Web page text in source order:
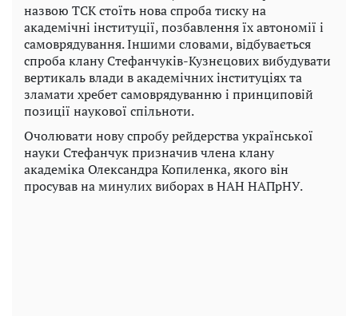
назвою ТСК стоїть нова спроба тиску на
академічні інституції, позбавлення їх автономії і
самоврядування. Іншими словами, відбувається
спроба клану Стефанчуків-Кузнєцових вибудувати
вертикаль влади в академічних інституціях та
зламати хребет самоврядуванню і принциповій
позиції наукової спільноти.
Очолювати нову спробу рейдерства української
науки Стефанчук призначив члена клану
академіка Олександра Копиленка, якого він
просував на минулих виборах в НАН НАПрНУ.